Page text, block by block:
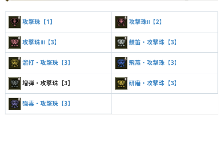
攻撃珠【1】 攻撃珠Ⅱ【2】
攻撃珠Ⅲ【3】 鼓笛・攻撃珠【3】
溜打・攻撃珠【3】 飛燕・攻撃珠【3】
増弾・攻撃珠【3】 研磨・攻撃珠【3】
強毒・攻撃珠【3】